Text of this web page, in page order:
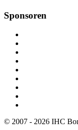
Sponsoren
© 2007 - 2026 IHC